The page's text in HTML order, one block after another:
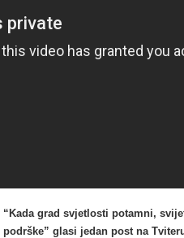
“Kada grad svjetlosti potamni,
podrške” glasi jedan post na